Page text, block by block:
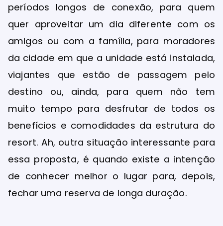
períodos longos de conexão, para quem
quer aproveitar um dia diferente com os
amigos ou com a família, para moradores
da cidade em que a unidade está instalada,
viajantes que estão de passagem pelo
destino ou, ainda, para quem não tem
muito tempo para desfrutar de todos os
benefícios e comodidades da estrutura do
resort. Ah, outra situação interessante para
essa proposta, é quando existe a intenção
de conhecer melhor o lugar para, depois,
fechar uma reserva de longa duração.